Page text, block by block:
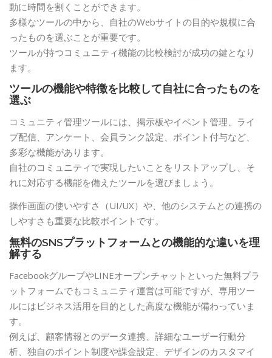
動に時間を割くことができます。
多様なツールの中から、自社のWebサイトの目的や規模に合
ったものを選ぶことが重要です。
ツールが持つコミュニティ機能の比較検討が成功の鍵となり
ます。
ツールの機能や特徴を比較して自社に合ったものを
選ぶ
コミュニティ管理ツールには、掲示板やイベント管理、ライ
ブ配信、アンケート、会員ランク設定、ポイント付与など、
多彩な機能があります。
自社のコミュニティで実現したいことをリストアップし、そ
れに対応する機能を備えたツールを選びましょう。
操作画面の使いやすさ（UI/UX）や、他のシステムとの連携の
しやすさも重要な比較ポイントです。
無料のSNSプラットフォームとの機能的な違いを理
解する
FacebookグループやLINEオープンチャットといった無料プラ
ットフォームでもコミュニティ運営は可能ですが、専用ツー
ルにはビジネス活用を目的とした高度な機能が備わっていま
す。
例えば、顧客情報とのデータ連携、詳細なユーザー行動分
析、独自のポイント制度や課金設定、デザインのカスタマイ